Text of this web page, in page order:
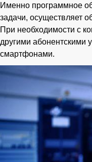
Именно программное
задачи, осуществляет
При необходимости с
другими абонентскими
смартфонами.